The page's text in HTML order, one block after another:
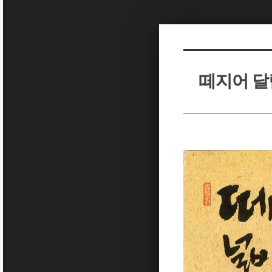
떼지어
Sketchbook5, 스케치북5
Sketchbook5, 스케치북5
Sketchbook5, 스케치북5
Sketchbook5, 스케치북5